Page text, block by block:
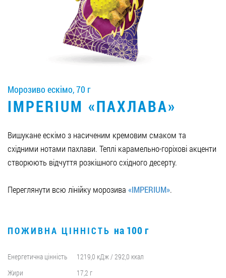
Вакансії
ЗАМОВИТИ ПРОДУКЦІЮ «РУДЬ»:
СТАТИ ПАРТНЕРОМ
0412 42 29 23
Морозиво ескімо, 70 г
IMPERIUM «ПАХЛАВА»
Вишукане ескімо з насиченим кремовим смаком та
східними нотами пахлави. Теплі карамельно-горіхові акценти
створюють відчуття розкішного східного десерту.
Переглянути всю лінійку морозива «IMPERIUM».
ПОЖИВНА ЦІННІСТЬ на 100 г
Енергетична цінність
1219,0 кДж / 292,0 ккал
Жири
17,2 г